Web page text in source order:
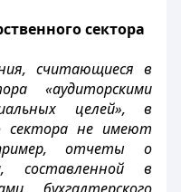
сектора
считающиеся в
«аудиторскими
целей», в
сектора не имеют
отчеты о
составленной в